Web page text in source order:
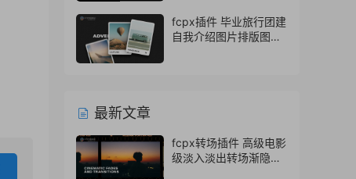
fcpx插件 毕业旅行团建
自我介绍图片排版图文
最新文章
fcpx转场插件 高级电影
级淡入淡出转场渐隐视